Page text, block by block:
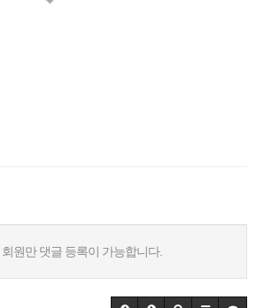
원만 댓글 등록이 가능합니다.